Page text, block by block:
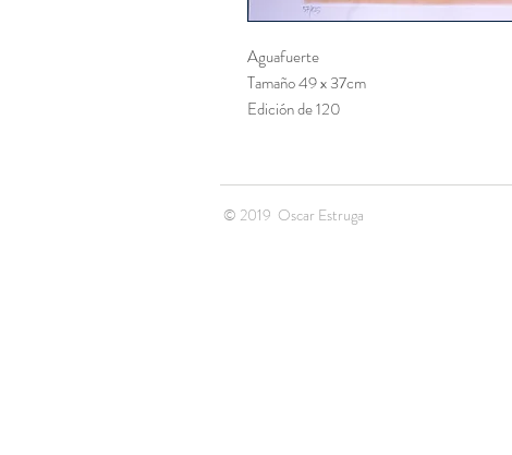
Aguafuerte
Tamaño 49 x 37cm
Edición de 120
© 2019 Oscar